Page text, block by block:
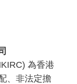
為香港
、非法定擔